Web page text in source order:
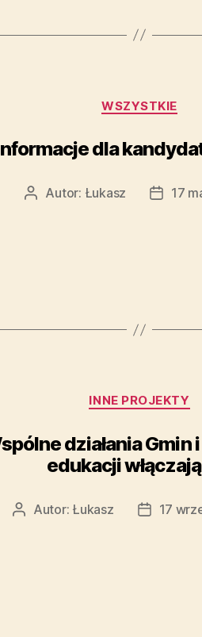
WSZYSTKIE
dla
Autor: Łukasz 17
INNE PROJEKTY
działania
edukacji
Autor: Łukasz 17